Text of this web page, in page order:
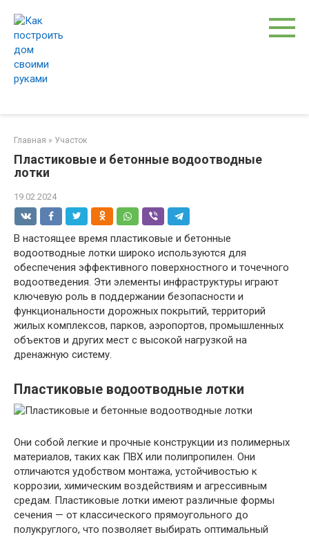
контенту
Главная » Участок
Пластиковые и бетонные водоотводные
лотки
19.02.2024
В настоящее время пластиковые и бетонные
водоотводные лотки широко используются для
обеспечения эффективного поверхностного и точечного
водоотведения. Эти элементы инфраструктуры играют
ключевую роль в поддержании безопасности и
функциональности дорожных покрытий, территорий
жилых комплексов, парков, аэропортов, промышленных
объектов и других мест с высокой нагрузкой на
дренажную систему.
Пластиковые водоотводные лотки
Они собой легкие и прочные конструкции из полимерных
материалов, таких как ПВХ или полипропилен. Они
отличаются удобством монтажа, устойчивостью к
коррозии, химическим воздействиям и агрессивным
средам. Пластиковые лотки имеют различные формы
сечения — от классического прямоугольного до
полукруглого, что позволяет выбирать оптимальный